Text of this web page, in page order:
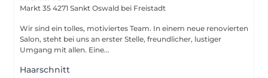
Markt 35 4271 Sankt Oswald bei Freistadt
Wir sind ein tolles, motiviertes Team. In einem neue renovierten
Salon, steht bei uns an erster Stelle, freundlicher, lustiger
Umgang mit allen. Eine...
Haarschnitt